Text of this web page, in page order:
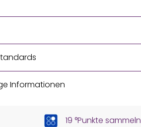
Informationen
19 °Punkte sammeln